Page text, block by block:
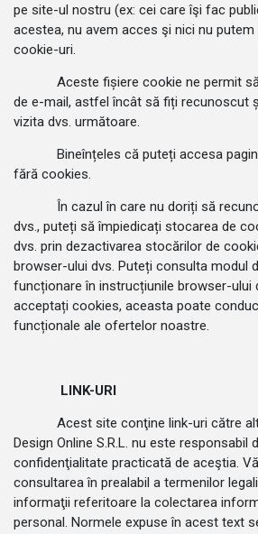
pe site-ul nostru (ex: cei care îşi fac
acestea, nu avem acces şi nici nu
cookie-uri.
Aceste fișiere cookie ne permit să
de e-mail, astfel încât să fiți recunoscut
vizita dvs. următoare.
Bineînțeles că puteți accesa
fără cookies.
În cazul în care nu doriți să
dvs., puteți să împiedicați stocarea de
dvs. prin dezactivarea stocărilor de
browser-ului dvs. Puteți consulta modul
funcționare în instrucțiunile browser-ului
acceptați cookies, aceasta poate
funcționale ale ofertelor noastre.
LINK-URI
Acest site conţine link-uri către
Design Online S.R.L. nu este responsabil
confidenţialitate practicată de aceştia.
consultarea în prealabil a termenilor
informaţii referitoare la colectarea
personal. Normele expuse în acest text